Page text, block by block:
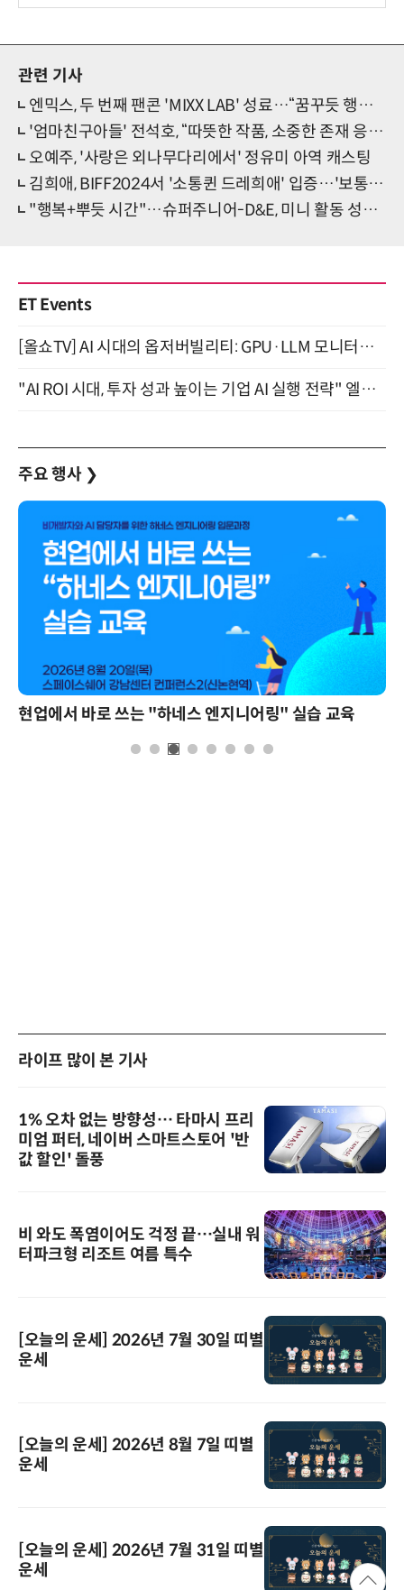
관련 기사
엔믹스, 두 번째 팬콘 'MIXX LAB' 성료…“꿈꾸듯 행복한 시간”
'엄마친구아들' 전석호, “따뜻한 작품, 소중한 존재 응원”(종영소감)
오예주, '사랑은 외나무다리에서' 정유미 아역 캐스팅
김희애, BIFF2024서 '소통퀸 드레희애' 입증…'보통의 가족' GV 등 성료
"행복+뿌듯 시간"…슈퍼주니어-D&E, 미니 활동 성황리 마무리
ET Events
[올쇼TV] AI 시대의 옵저버빌리티: GPU·LLM 모니터링부터 AI 기반 장애 대응까지 (8/11 생방송)
"AI ROI 시대, 투자 성과 높이는 기업 AI 실행 전략" 엘타워 6층 (9월 18일)
주요 행사 ❯
현업에서 바로 쓰는 "하네스 엔지니어링" 실습 교육
라이프 많이 본 기사
1% 오차 없는 방향성… 타마시 프리
미엄 퍼터, 네이버 스마트스토어 '반
값 할인' 돌풍
비 와도 폭염이어도 걱정 끝…실내 워
터파크형 리조트 여름 특수
[오늘의 운세] 2026년 7월 30일 띠별
운세
[오늘의 운세] 2026년 8월 7일 띠별
운세
[오늘의 운세] 2026년 7월 31일 띠별
운세